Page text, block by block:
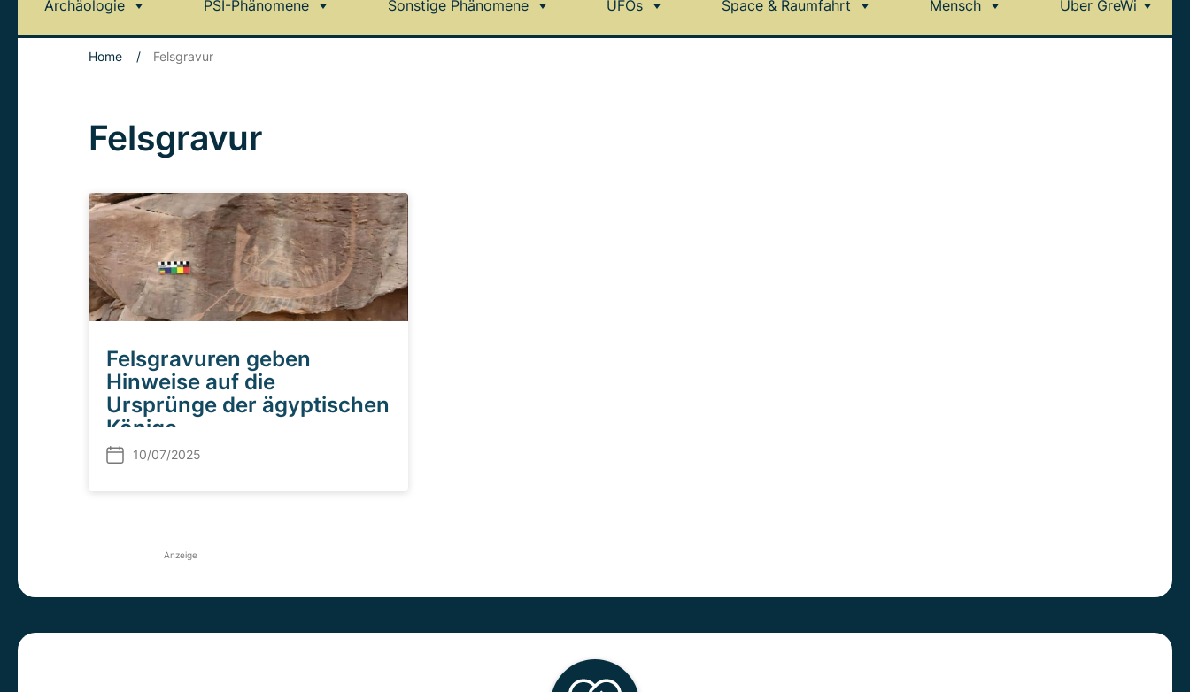
Archäologie PSI-Phänomene Sonstige Phänomene UFOs Space & Raumfahrt Mensch Über GreWi
Home / Felsgravur
Felsgravur
Felsgravuren geben
Hinweise auf die
Ursprünge der ägyptischen
Könige
10/07/2025
Anzeige